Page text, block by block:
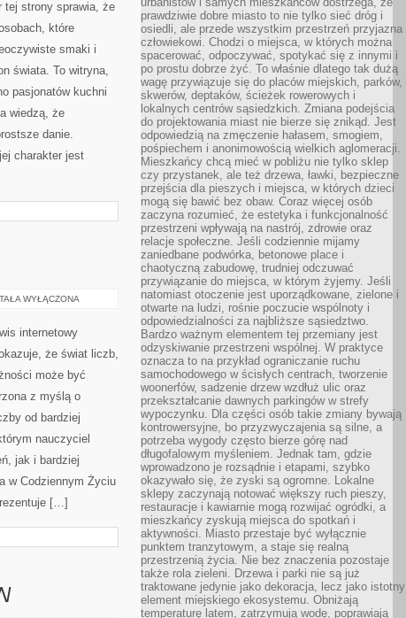
tej strony sprawia, że
które
smaki i
świata. To witryna,
pasjonatów kuchni
wiedzą, że
danie.
charakter jest
WYŁĄCZONA
internetowy
że świat liczb,
może być
z myślą o
od bardziej
nauczyciel
jak i bardziej
w Codziennym Życiu
[…]
prawdziwie dobre miasto to nie tylko sieć dróg i
osiedli, ale przede wszystkim przestrzeń przyjazna
człowiekowi. Chodzi o miejsca, w których można
spacerować, odpoczywać, spotykać się z innymi i
po prostu dobrze żyć. To właśnie dlatego tak dużą
wagę przywiązuje się do placów miejskich, parków,
skwerów, deptaków, ścieżek rowerowych i
lokalnych centrów sąsiedzkich. Zmiana podejścia
do projektowania miast nie bierze się znikąd. Jest
odpowiedzią na zmęczenie hałasem, smogiem,
pośpiechem i anonimowością wielkich aglomeracji.
Mieszkańcy chcą mieć w pobliżu nie tylko sklep
czy przystanek, ale też drzewa, ławki, bezpieczne
przejścia dla pieszych i miejsca, w których dzieci
mogą się bawić bez obaw. Coraz więcej osób
zaczyna rozumieć, że estetyka i funkcjonalność
przestrzeni wpływają na nastrój, zdrowie oraz
relacje społeczne. Jeśli codziennie mijamy
zaniedbane podwórka, betonowe place i
chaotyczną zabudowę, trudniej odczuwać
przywiązanie do miejsca, w którym żyjemy. Jeśli
natomiast otoczenie jest uporządkowane, zielone i
otwarte na ludzi, rośnie poczucie wspólnoty i
odpowiedzialności za najbliższe sąsiedztwo.
Bardzo ważnym elementem tej przemiany jest
odzyskiwanie przestrzeni wspólnej. W praktyce
oznacza to na przykład ograniczanie ruchu
samochodowego w ścisłych centrach, tworzenie
woonerfów, sadzenie drzew wzdłuż ulic oraz
przekształcanie dawnych parkingów w strefy
wypoczynku. Dla części osób takie zmiany bywają
kontrowersyjne, bo przyzwyczajenia są silne, a
potrzeba wygody często bierze górę nad
długofalowym myśleniem. Jednak tam, gdzie
wprowadzono je rozsądnie i etapami, szybko
okazywało się, że zyski są ogromne. Lokalne
sklepy zaczynają notować większy ruch pieszy,
restauracje i kawiarnie mogą rozwijać ogródki, a
mieszkańcy zyskują miejsca do spotkań i
aktywności. Miasto przestaje być wyłącznie
punktem tranzytowym, a staje się realną
przestrzenią życia. Nie bez znaczenia pozostaje
także rola zieleni. Drzewa i parki nie są już
traktowane jedynie jako dekoracja, lecz jako istotny
element miejskiego ekosystemu. Obniżają
temperaturę latem, zatrzymują wodę, poprawiają